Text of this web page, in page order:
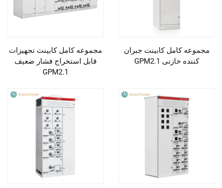
مجموعه کامل کابینت جبران
کننده خازنی GPM2.1
مجموعه کامل کابینت تجهیزات
قابل استخراج فشار ضعیف
GPM2.1